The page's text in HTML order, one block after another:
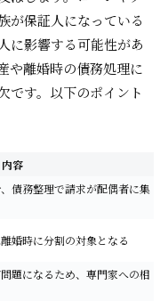
が保証人になっている
に影響する可能性があ
や離婚時の債務処理に
です。以下のポイント
内容
債務整理で請求が配偶者に集
婚時に分割の対象となる
題になるため、専門家への相